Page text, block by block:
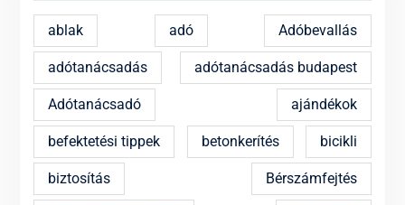
ablak adó Adóbevallás
adótanácsadás adótanácsadás budapest
Adótanácsadó ajándékok
befektetési tippek betonkerítés bicikli
biztosítás Bérszámfejtés